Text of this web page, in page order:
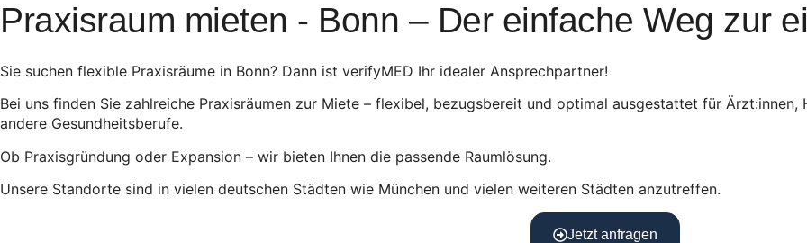
Praxisraum mieten - Bonn – Der einfache Weg zur
Sie suchen flexible Praxisräume in Bonn? Dann ist verifyMED Ihr idealer Ansprechpartner!
Bei uns finden Sie zahlreiche Praxisräumen zur Miete – flexibel, bezugsbereit und optimal ausgestattet für
andere Gesundheitsberufe.
Ob Praxisgründung oder Expansion – wir bieten Ihnen die passende Raumlösung.
Unsere Standorte sind in vielen deutschen Städten wie München und vielen weiteren Städten anzutreffen.
Jetzt anfragen